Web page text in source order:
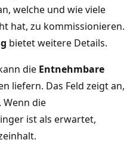
welche und wie viele
hat, zu kommissionieren.
bietet weitere Details.
die Entnehmbare
liefern. Das Feld zeigt an,
die
ist als erwartet,